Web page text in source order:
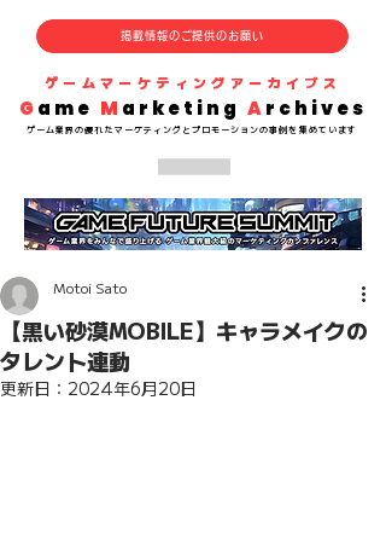
G ame M arketing Archives
​ゲーム業界の優れた マーケティングとプロモーションの事例を集めています
掲載情報のご提供のお願い
​ゲームマーケティングアーカイブス
【黒い砂漠MOBILE】キャラメイクの
タレント連動
Motoi Sato
更新日： 2024年6月20日